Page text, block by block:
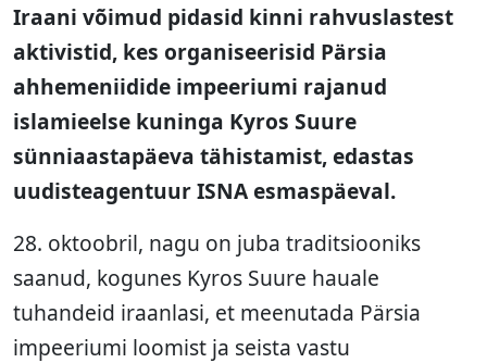
Iraani võimud pidasid kinni rahvuslastest
aktivistid, kes organiseerisid Pärsia
ahhemeniidide impeeriumi rajanud
islamieelse kuninga Kyros Suure
sünniaastapäeva tähistamist, edastas
uudisteagentuur ISNA esmaspäeval.
28. oktoobril, nagu on juba traditsiooniks
saanud, kogunes Kyros Suure hauale
tuhandeid iraanlasi, et meenutada Pärsia
impeeriumi loomist ja seista vastu